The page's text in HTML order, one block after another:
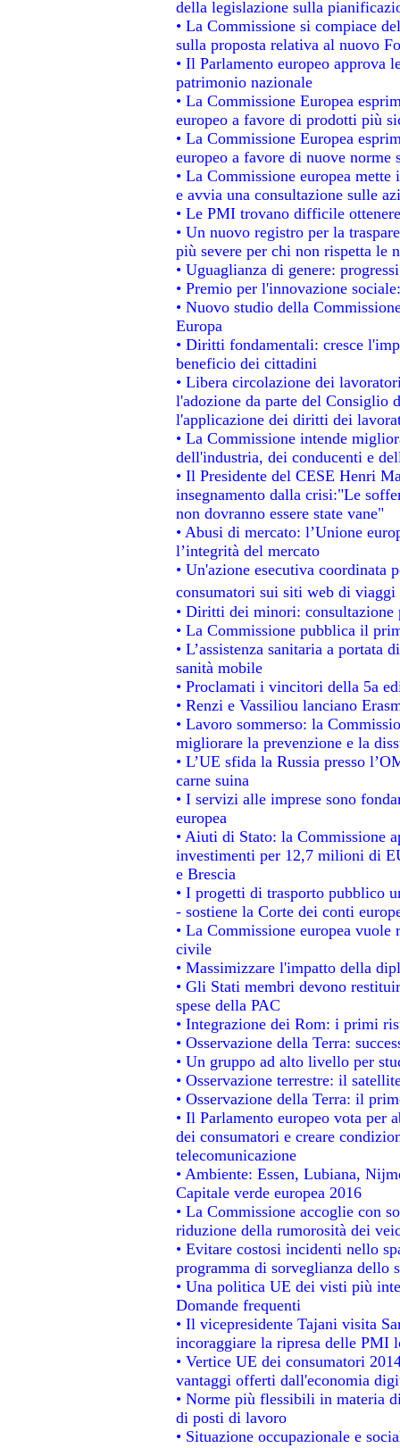
della legislazione sulla
• La Commissione si compiace
sulla proposta relativa al nuovo
• Il Parlamento europeo approva
patrimonio nazionale
• La Commissione Europea
europeo a favore di prodotti più
• La Commissione Europea
europeo a favore di nuove norme
• La Commissione europea
e avvia una consultazione sulle
• Le PMI trovano difficile
• Un nuovo registro per la
più severe per chi non rispetta le
• Uguaglianza di genere:
• Premio per l'innovazione
• Nuovo studio della
Europa
• Diritti fondamentali: cresce
beneficio dei cittadini
• Libera circolazione dei
l'adozione da parte del Consiglio
l'applicazione dei diritti dei
• La Commissione intende
dell'industria, dei conducenti e
• Il Presidente del CESE Henri
insegnamento dalla crisi:"Le
non dovranno essere state vane"
• Abusi di mercato: l’Unione
l’integrità del mercato
• Un'azione esecutiva
consumatori sui siti web di viaggi
• Diritti dei minori: consultazione
• La Commissione pubblica il
• L’assistenza sanitaria a
sanità mobile
• Proclamati i vincitori della 5a
• Renzi e Vassiliou lanciano
• Lavoro sommerso: la
migliorare la prevenzione e la
• L’UE sfida la Russia presso
carne suina
• I servizi alle imprese sono
europea
• Aiuti di Stato: la Commissione
investimenti per 12,7 milioni di
e Brescia
• I progetti di trasporto pubblico
- sostiene la Corte dei conti
• La Commissione europea
civile
• Massimizzare l'impatto della
• Gli Stati membri devono
spese della PAC
• Integrazione dei Rom: i primi
• Osservazione della Terra:
• Un gruppo ad alto livello per
• Osservazione terrestre: il
• Osservazione della Terra: il
• Il Parlamento europeo vota
dei consumatori e creare
telecomunicazione
• Ambiente: Essen, Lubiana,
Capitale verde europea 2016
• La Commissione accoglie con
riduzione della rumorosità dei
• Evitare costosi incidenti nello
programma di sorveglianza dello
• Una politica UE dei visti più
Domande frequenti
• Il vicepresidente Tajani visita
incoraggiare la ripresa delle PMI
• Vertice UE dei consumatori
vantaggi offerti dall'economia
• Norme più flessibili in materia
di posti di lavoro
• Situazione occupazionale e